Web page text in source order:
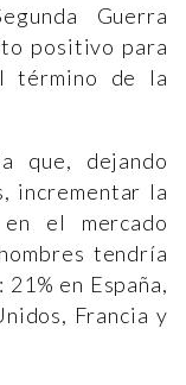
Guerra
positivo para
término de la
que, dejando
incrementar la
el mercado
tendría
en España,
Francia y